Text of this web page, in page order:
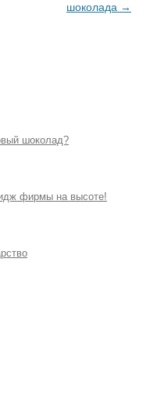
шоколада →
шоколад?
фирмы на высоте!